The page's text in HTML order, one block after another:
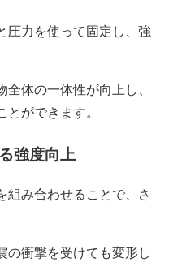
圧力を使って固定し、強
体の一体性が向上し、
ができます。
強度向上
組み合わせることで、さ
衝撃を受けても変形し